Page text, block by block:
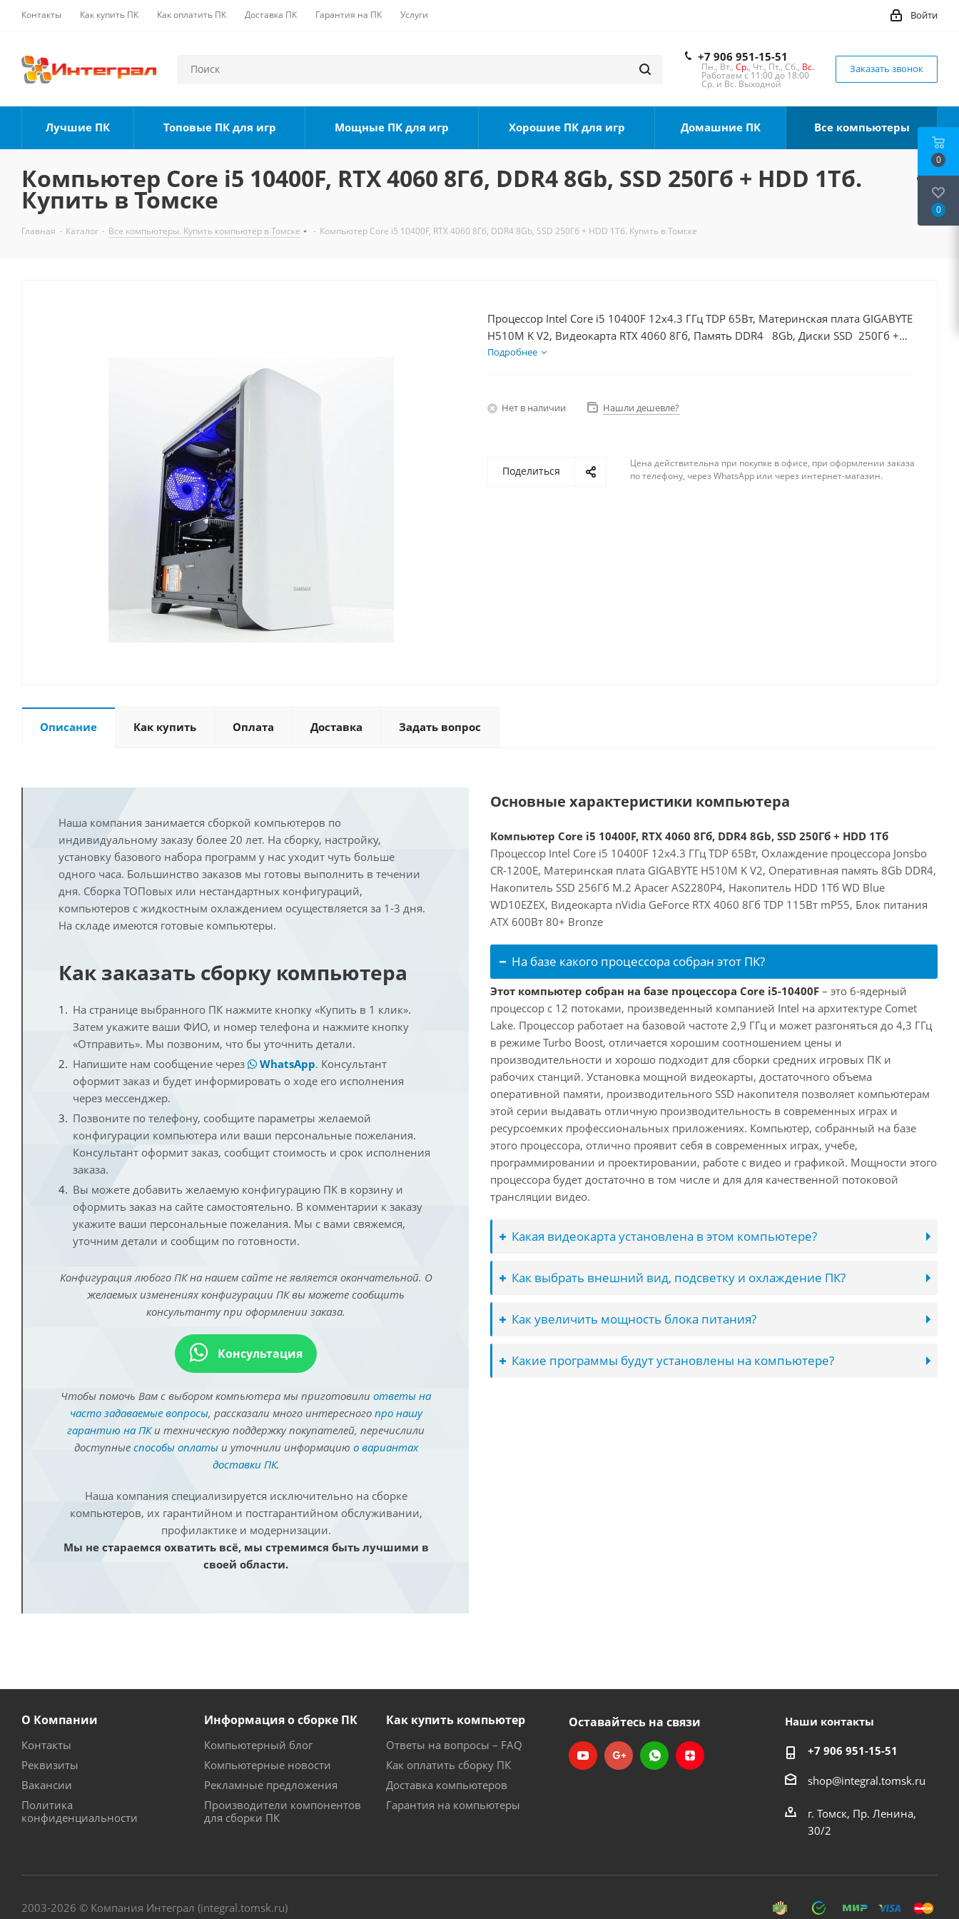
Контакты Как купить ПК Как оплатить ПК Доставка ПК Гарантия на ПК Услуги Войти
+7 906 951-15-51
Пн., Вт., Ср., Чт., Пт., Сб., Вс.
Работаем с 11:00 до 18:00
Ср. и Вс. Выходной
Заказать звонок
Лучшие ПК Топовые ПК для игр Мощные ПК для игр Хорошие ПК для игр Домашние ПК Все компьютеры
Компьютер Core i5 10400F, RTX 4060 8Гб, DDR4 8Gb, SSD 250Гб + HDD 1Тб.
Купить в Томске
Главная - Каталог - Все компьютеры. Купить компьютер в Томске - Компьютер Core i5 10400F, RTX 4060 8Гб, DDR4 8Gb, SSD 250Гб + HDD 1Тб. Купить в Томске
Процессор Intel Core i5 10400F 12x4.3 ГГц TDP 65Вт, Материнская плата GIGABYTE
H510M K V2, Видеокарта RTX 4060 8Гб, Память DDR4 8Gb, Диски SSD 250Гб +
HDD 1Тб, БП 600Вт
Подробнее
Нет в наличии Нашли дешевле?
Поделиться
Цена действительна при покупке в офисе, при оформлении заказа
по телефону, через WhatsApp или через интернет-магазин.
Описание Как купить Оплата Доставка Задать вопрос
Наша компания занимается сборкой компьютеров по
индивидуальному заказу более 20 лет. На сборку, настройку,
установку базового набора программ у нас уходит чуть больше
одного часа. Большинство заказов мы готовы выполнить в течении
дня. Сборка ТОПовых или нестандартных конфигураций,
компьютеров с жидкостным охлаждением осуществляется за 1-3 дня.
На складе имеются готовые компьютеры.
Как заказать сборку компьютера
На странице выбранного ПК нажмите кнопку «Купить в 1 клик».
Затем укажите ваши ФИО, и номер телефона и нажмите кнопку
«Отправить». Мы позвоним, что бы уточнить детали.
Напишите нам сообщение через
WhatsApp. Консультант
оформит заказ и будет информировать о ходе его исполнения
через мессенджер.
Позвоните по телефону, сообщите параметры желаемой
конфигурации компьютера или ваши персональные пожелания.
Консультант оформит заказ, сообщит стоимость и срок исполнения
заказа.
Вы можете добавить желаемую конфигурацию ПК в корзину и
оформить заказ на сайте самостоятельно. В комментарии к заказу
укажите ваши персональные пожелания. Мы с вами свяжемся,
уточним детали и сообщим по готовности.
Конфигурация любого ПК на нашем сайте не является окончательной. О
желаемых изменениях конфигурации ПК вы можете сообщить
консультанту при оформлении заказа.
Консультация
Чтобы помочь Вам с выбором компьютера мы приготовили ответы на
часто задаваемые вопросы, рассказали много интересного про нашу
гарантию на ПКи техническую поддержку покупателей, перечислили
доступные способы оплатыи уточнили информацию о вариантах
доставки ПК.
Наша компания специализируется исключительно на сборке
компьютеров, их гарантийном и постгарантийном обслуживании,
профилактике и модернизации.
Мы не стараемся охватить всё, мы стремимся быть лучшими в
своей области.
Основные характеристики компьютера
Компьютер Core i5 10400F, RTX 4060 8Гб, DDR4 8Gb, SSD 250Гб + HDD 1Тб
Процессор Intel Core i5 10400F 12x4.3 ГГц TDP 65Вт, Охлаждение процессора Jonsbo
CR-1200E, Материнская плата GIGABYTE H510M K V2, Оперативная память 8Gb DDR4,
Накопитель SSD 256Гб M.2 Apacer AS2280P4, Накопитель HDD 1Тб WD Blue
WD10EZEX, Видеокарта nVidia GeForce RTX 4060 8Гб TDP 115Вт mP55, Блок питания
ATX 600Вт 80+ Bronze
На базе какого процессора собран этот ПК?
Этот компьютер собран на базе процессора Core i5-10400F – это 6-ядерный
процессор с 12 потоками, произведенный компанией Intel на архитектуре Comet
Lake. Процессор работает на базовой частоте 2,9 ГГц и может разгоняться до 4,3 ГГц
в режиме Turbo Boost, отличается хорошим соотношением цены и
производительности и хорошо подходит для сборки средних игровых ПК и
рабочих станций. Установка мощной видеокарты, достаточного объема
оперативной памяти, производительного SSD накопителя позволяет компьютерам
этой серии выдавать отличную производительность в современных играх и
ресурсоемких профессиональных приложениях. Компьютер, собранный на базе
этого процессора, отлично проявит себя в современных играх, учебе,
программировании и проектировании, работе с видео и графикой. Мощности этого
процессора будет достаточно в том числе и для для качественной потоковой
трансляции видео.
Какая видеокарта установлена в этом компьютере?
Как выбрать внешний вид, подсветку и охлаждение ПК?
Как увеличить мощность блока питания?
Какие программы будут установлены на компьютере?
О Компании
Контакты
Реквизиты
Вакансии
Политика
конфиденциальности
Информация о сборке ПК
Компьютерный блог
Компьютерные новости
Рекламные предложения
Производители компонентов
для сборки ПК
Как купить компьютер
Ответы на вопросы – FAQ
Как оплатить сборку ПК
Доставка компьютеров
Гарантия на компьютеры
Оставайтесь на связи Наши контакты
+7 906 951-15-51
shop@integral.tomsk.ru
г. Томск, Пр. Ленина,
30/2
2003-2026 © Компания Интеграл (integral.tomsk.ru)
0
0